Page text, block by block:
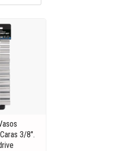
3/8".